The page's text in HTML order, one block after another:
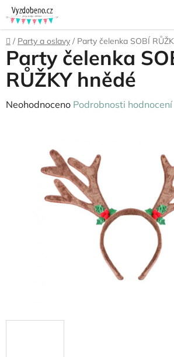
Přejít
na
obsah
Domů
/ Party a oslavy / Party čelenka SOBÍ
Party čelenka
RŮŽKY hnědé
Průměrné
Neohodnoceno Podrobnosti hodnocení